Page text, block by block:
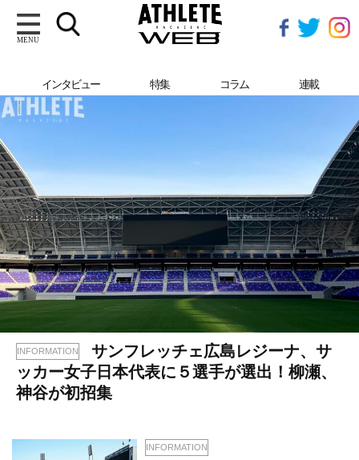
MENU
インタビュー 特集 コラム 連載
INFORMATION
サンフレッチェ広島レジーナ、サ
ッカー女子日本代表に５選手が選出！柳瀬、
神谷が初招集
INFORMATION